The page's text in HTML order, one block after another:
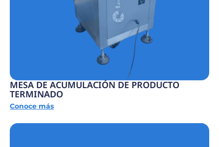
MESA DE ACUMULACIÓN DE PRODUCTO
TERMINADO
Conoce más